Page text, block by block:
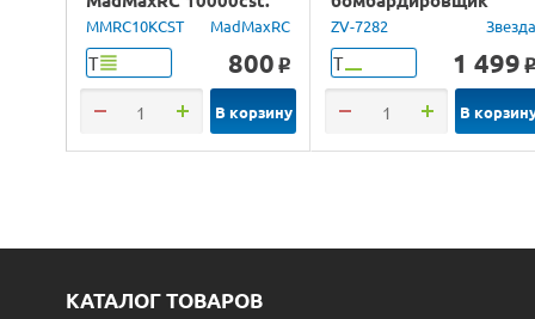
100ml.
MMRC10KCST MadMaxRC
Т 800 o
В корзину
Юнкерс Ju-88, 1/72
ZV-7282 Звезда
Т 1 499 o
В
КАТАЛОГ ТОВАРОВ